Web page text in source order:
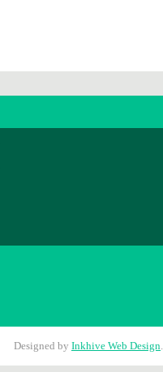
Designed by Inkhive Web Design.